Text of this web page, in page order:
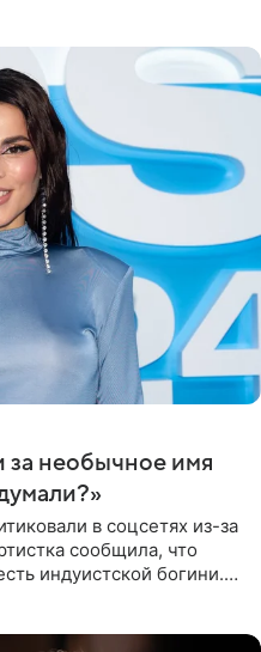
за необычное имя
в соцсетях из-за
сообщила, что
индуистской богини.